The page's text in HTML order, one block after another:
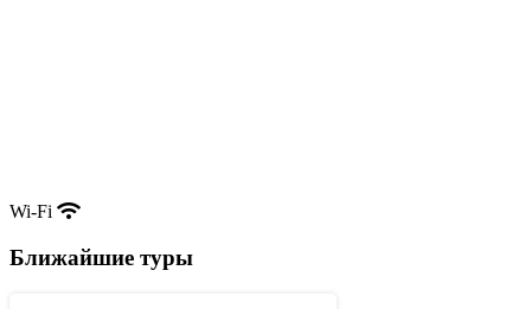
Wi-Fi
Ближайшие туры